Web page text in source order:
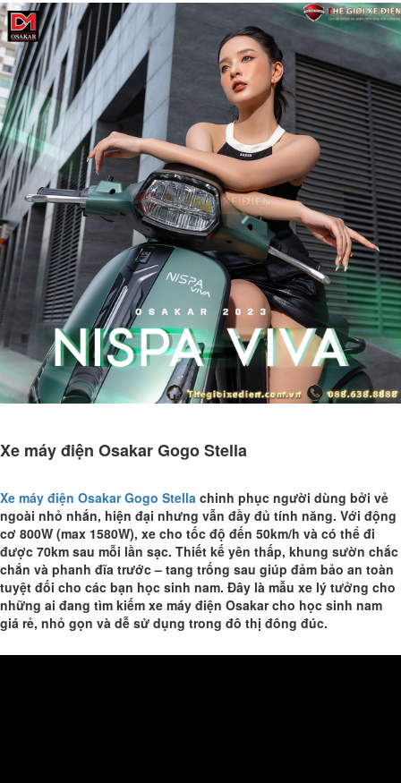
Xe máy điện Osakar Gogo Stella
Xe máy điện Osakar Gogo Stella chinh phục người dùng bởi vẻ
ngoài nhỏ nhắn, hiện đại nhưng vẫn đầy đủ tính năng. Với động
cơ 800W (max 1580W), xe cho tốc độ đến 50km/h và có thể đi
được 70km sau mỗi lần sạc. Thiết kế yên thấp, khung sườn chắc
chắn và phanh đĩa trước – tang trống sau giúp đảm bảo an toàn
tuyệt đối cho các bạn học sinh nam. Đây là mẫu xe lý tưởng cho
những ai đang tìm kiếm xe máy điện Osakar cho học sinh nam
giá rẻ, nhỏ gọn và dễ sử dụng trong đô thị đông đúc.